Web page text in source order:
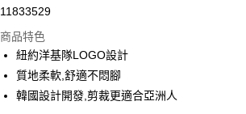
LINE Pay
Apple Pay
11833529
商品特色
紐約洋基隊LOGO設計
質地柔軟,舒適不悶腳
韓國設計開發,剪裁更適合亞洲人